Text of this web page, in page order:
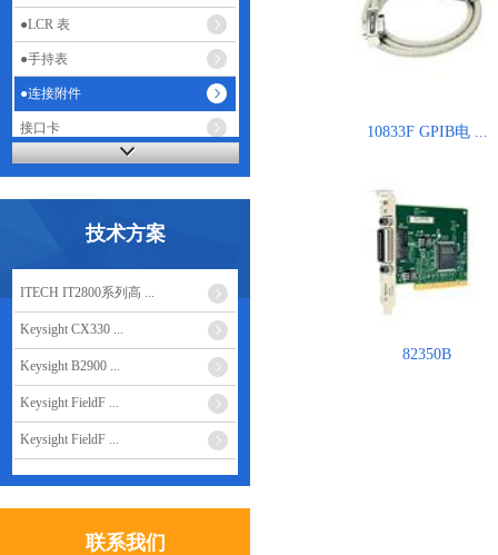
●LCR 表
●手持表
●连接附件
接口卡
网关
电缆和适配器
●USB矢量网络分析 ...
日本菊水KIKUSU ...
美国福禄克FLUKE
日本日置HIOKI
中国普源RIGOL
德维创DEWETRO ...
中国艾德克斯ITEC ...
艾普斯PREEN
飞础科热像FOTRI ...
泰琪TERCHY
技术方案
ITECH IT2800系列高 ...
Keysight CX330 ...
Keysight B2900 ...
Keysight FieldF ...
Keysight FieldF ...
联系我们
10833F GPIB电 ...
82350B